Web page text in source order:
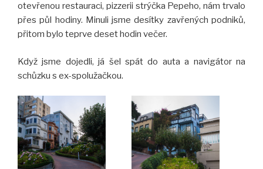
otevřenou restauraci, pizzerii strýčka Pepeho, nám trvalo
přes půl hodiny. Minuli jsme desítky zavřených podniků,
přitom bylo teprve deset hodin večer.
Když jsme dojedli, já šel spát do auta a navigátor na
schůzku s ex-spolužačkou.